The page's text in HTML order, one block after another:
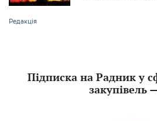
Редакція
Підписка на Радник у
закупівель